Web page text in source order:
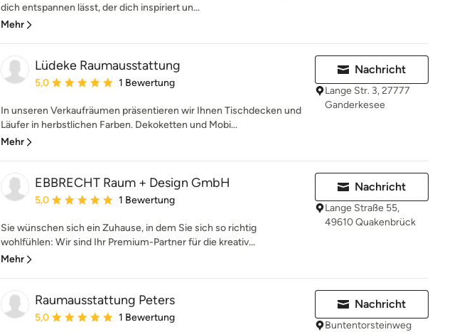
dich entspannen lässt, der dich inspiriert un...
Mehr
Lüdeke Raumausstattung
Durchschnittliche Bewertung: 5 von 5 Sternen
5,0 1 Bewertung
In unseren Verkaufräumen präsentieren wir Ihnen Tischdecken und
Läufer in herbstlichen Farben. Dekoketten und Mobi...
Mehr
Nachricht
Lange Str. 3, 27777
Ganderkesee
EBBRECHT Raum + Design GmbH
Durchschnittliche Bewertung: 5 von 5 Sternen
5,0 1 Bewertung
Sie wünschen sich ein Zuhause, in dem Sie sich so richtig
wohlfühlen: Wir sind Ihr Premium-Partner für die kreativ...
Mehr
Nachricht
Lange Straße 55,
49610 Quakenbrück
Raumausstattung Peters
Durchschnittliche Bewertung: 5 von 5 Sternen
5,0 1 Bewertung
Nachricht
Buntentorsteinweg